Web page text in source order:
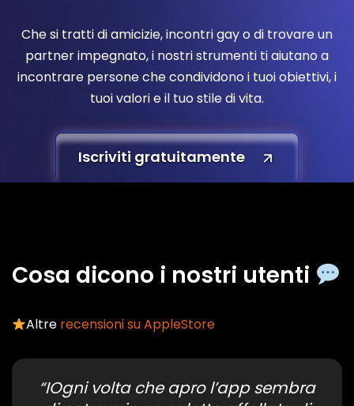
Che si tratti di amicizie, incontri gay o di trovare un
partner impegnato, i nostri strumenti ti aiutano a
incontrare persone che condividono i tuoi obiettivi, i
tuoi valori e il tuo stile di vita.
Iscriviti gratuitamente
Cosa dicono i nostri utenti
Altre recensioni su AppleStore
“IOgni volta che apro l’app sembra